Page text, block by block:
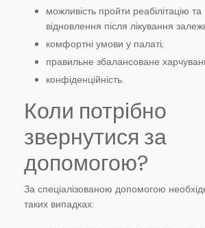
можливість пройти реабілітацію
відновлення після лікування
комфортні умови у палаті;
правильне збалансоване
конфіденційність.
Коли потрібно
звернутися за
допомогою?
За спеціалізованою допомогою
таких випадках: